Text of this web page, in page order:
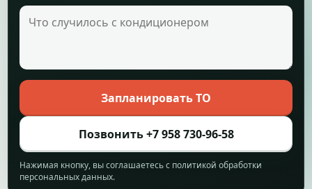
Что случилось с кондиционером
Запланировать ТО
Позвонить +7 958 730-96-58
Нажимая кнопку, вы соглашаетесь с политикой обработки
персональных данных.